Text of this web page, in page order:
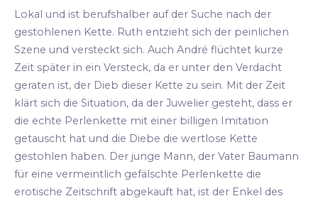
Lokal und ist berufshalber auf der Suche nach der
gestohlenen Kette. Ruth entzieht sich der peinlichen
Szene und versteckt sich. Auch André flüchtet kurze
Zeit später in ein Versteck, da er unter den Verdacht
geraten ist, der Dieb dieser Kette zu sein. Mit der Zeit
klärt sich die Situation, da der Juwelier gesteht, dass er
die echte Perlenkette mit einer billigen Imitation
getauscht hat und die Diebe die wertlose Kette
gestohlen haben. Der junge Mann, der Vater Baumann
für eine vermeintlich gefälschte Perlenkette die
erotische Zeitschrift abgekauft hat, ist der Enkel des